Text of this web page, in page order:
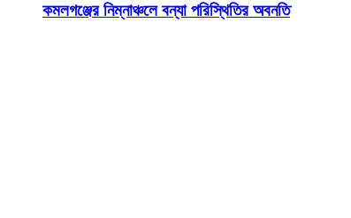
কমলগঞ্জের নিম্নাঞ্চলে বন্যা পরিস্থিতির অবনতি